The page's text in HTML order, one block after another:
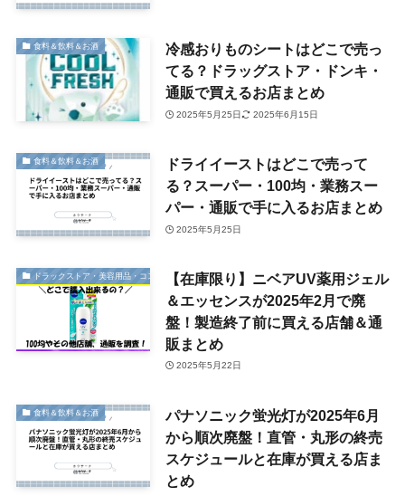
食料＆飲料＆お酒
冷感おりものシートはどこで売っ
てる？ドラッグストア・ドンキ・
通販で買えるお店まとめ
2025年5月25日 2025年6月15日
食料＆飲料＆お酒
ドライイーストはどこで売って
る？スーパー・100均・業務スー
パー・通販で手に入るお店まとめ
2025年5月25日
ドラックストア・美容用品・コスメ
【在庫限り】ニベアUV薬用ジェル
＆エッセンスが2025年2月で廃
盤！製造終了前に買える店舗＆通
販まとめ
2025年5月22日
食料＆飲料＆お酒
パナソニック蛍光灯が2025年6月
から順次廃盤！直管・丸形の終売
スケジュールと在庫が買える店ま
とめ